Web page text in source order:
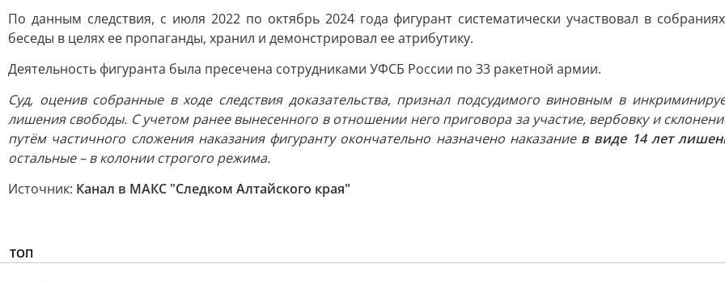
По данным следствия, с июля 2022 по октябрь 2024 года фигурант систематически участвовал в
беседы в целях ее пропаганды, хранил и демонстрировал ее атрибутику.
Деятельность фигуранта была пресечена сотрудниками УФСБ России по 33 ракетной армии.
Суд, оценив собранные в ходе следствия доказательства, признал подсудимого виновным в
лишения свободы. С учетом ранее вынесенного в отношении него приговора за участие, вербовку и
путём частичного сложения наказания фигуранту окончательно назначено наказание в виде 14 лет
остальные – в колонии строгого режима.
Источник: Канал в МАКС "Следком Алтайского края"
ТОП